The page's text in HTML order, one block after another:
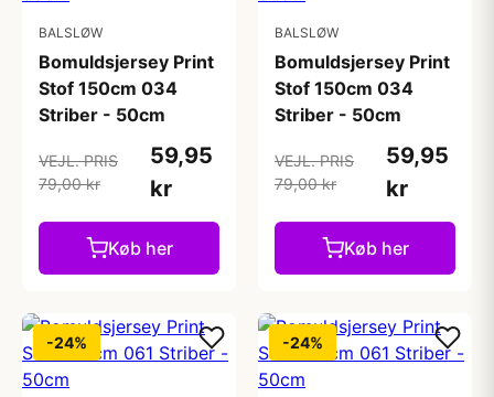
BALSLØW
Bomuldsjersey Print
Stof 150cm 034
Striber - 50cm
VEJL. PRIS
79,00 kr
59,95
kr
Køb her
BALSLØW
Bomuldsjersey Print
Stof 150cm 034
Striber - 50cm
VEJL. PRIS
79,00 kr
59,95
kr
Køb her
-24% -24%